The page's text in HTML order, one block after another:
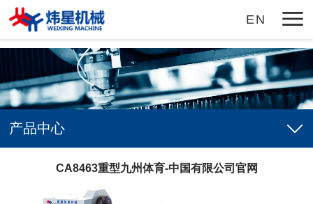
九州体育
EN
产品中心
CA8463重型九州体育-中国有限公司官网